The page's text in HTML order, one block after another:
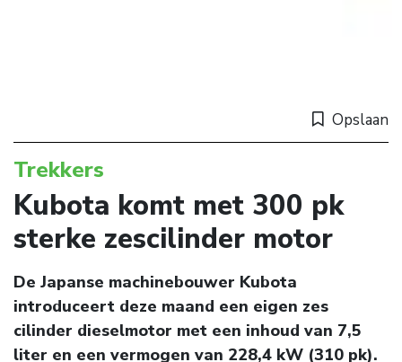
Opslaan
Trekkers
Kubota komt met 300 pk
sterke zescilinder motor
De Japanse machinebouwer Kubota
introduceert deze maand een eigen zes
cilinder dieselmotor met een inhoud van 7,5
liter en een vermogen van 228,4 kW (310 pk).